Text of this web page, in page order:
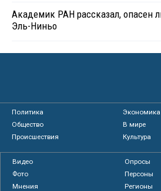
Академик РАН рассказал, опасен
Эль-Ниньо
Политика
Экономика
Общество
В мире
Происшествия
Культура
Видео
Опросы
Фото
Персоны
Мнения
Регионы